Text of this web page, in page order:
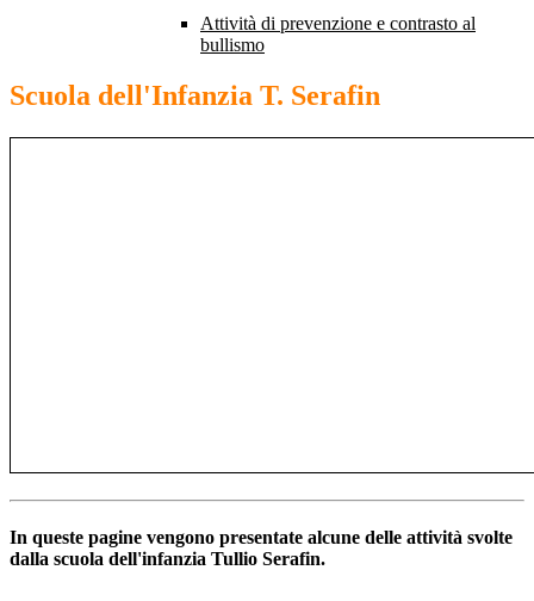
Attività di prevenzione e contrasto al
bullismo
Scuola dell'Infanzia T. Serafin
In queste pagine vengono presentate alcune delle attività svolte
dalla scuola dell'infanzia Tullio Serafin.